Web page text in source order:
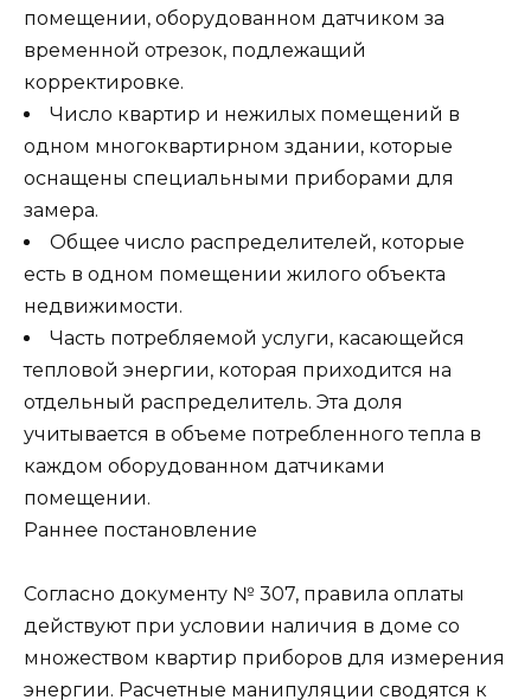
помещении, оборудованном датчиком за
временной отрезок, подлежащий
корректировке.
Число квартир и нежилых помещений в
одном многоквартирном здании, которые
оснащены специальными приборами для
замера.
Общее число распределителей, которые
есть в одном помещении жилого объекта
недвижимости.
Часть потребляемой услуги, касающейся
тепловой энергии, которая приходится на
отдельный распределитель. Эта доля
учитывается в объеме потребленного тепла в
каждом оборудованном датчиками
помещении.
Раннее постановление
Согласно документу № 307, правила оплаты
действуют при условии наличия в доме со
множеством квартир приборов для измерения
энергии. Расчетные манипуляции сводятся к